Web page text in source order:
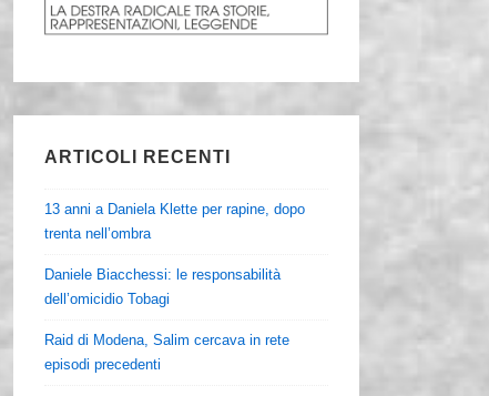
ARTICOLI RECENTI
13 anni a Daniela Klette per rapine, dopo
trenta nell’ombra
Daniele Biacchessi: le responsabilità
dell’omicidio Tobagi
Raid di Modena, Salim cercava in rete
episodi precedenti